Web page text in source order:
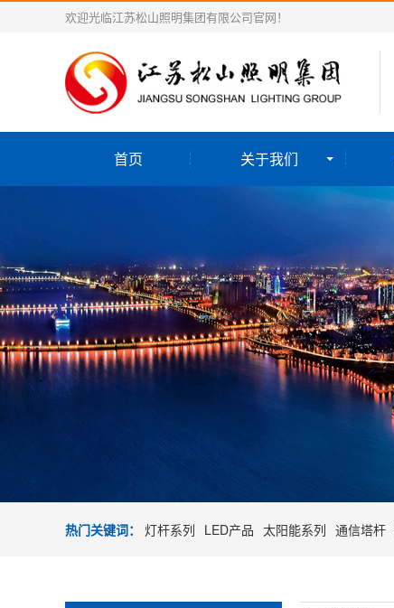
欢迎光临江苏松山照明集团有限公司官网！
首页 关于我们
热门关键词： 灯杆系列 LED产品 太阳能系列 通信塔杆